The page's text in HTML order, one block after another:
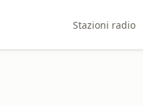
Stazioni radio